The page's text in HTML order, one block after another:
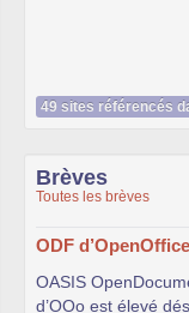
OASIS
à (…)